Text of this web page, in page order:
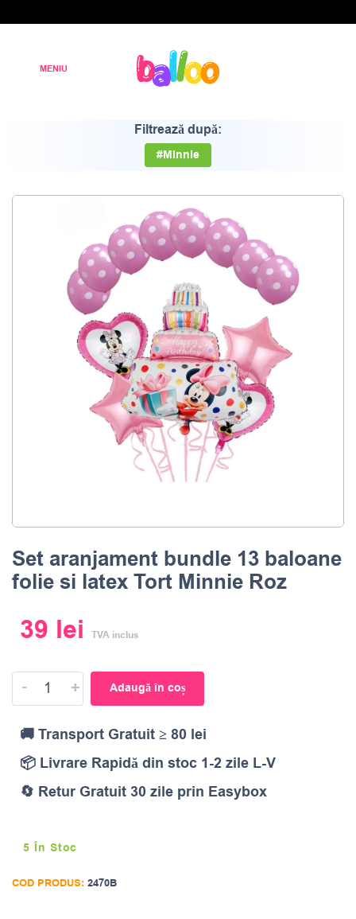
Filtrează după:
#Minnie
Set aranjament bundle 13 baloane
folie si latex Tort Minnie Roz
39 lei TVA inclus
- + Adaugă în coș
🚚 Transport Gratuit ≥ 80 lei
📦 Livrare Rapidă din stoc 1-2 zile L-V
🔄 Retur Gratuit 30 zile prin Easybox
5 În Stoc
COD PRODUS: 2470B